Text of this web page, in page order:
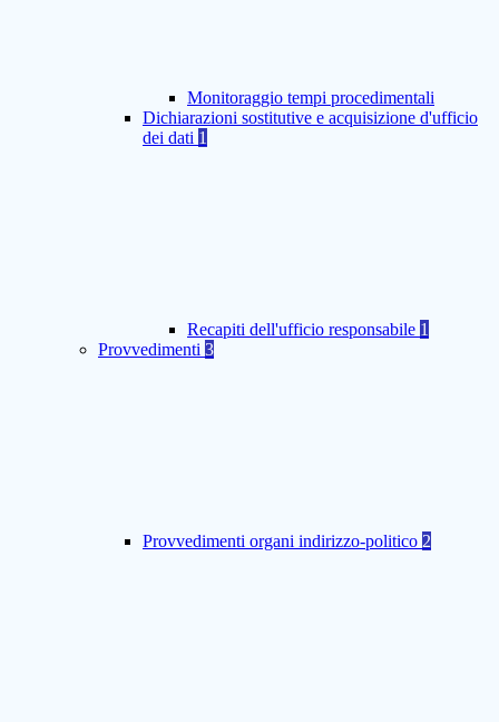
Monitoraggio tempi procedimentali
Dichiarazioni sostitutive e acquisizione d'ufficio
dei dati 1
Recapiti dell'ufficio responsabile 1
Provvedimenti 3
Provvedimenti organi indirizzo-politico 2